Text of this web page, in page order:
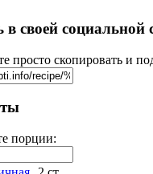
в своей социальной
просто скопировать и
порции: